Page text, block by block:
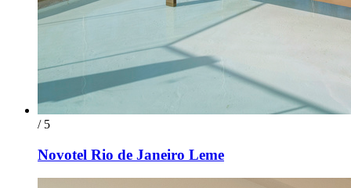
/ 5
Novotel Rio de Janeiro Leme